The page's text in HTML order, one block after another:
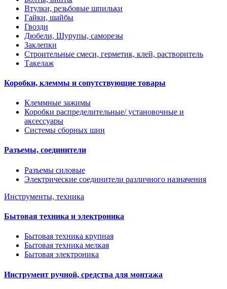
Втулки, резьбовые шпильки
Гайки, шайбы
Гвозди
Дюбели, Шурупы, саморезы
Заклепки
Строительные смеси, герметик, клей, растворитель
Такелаж
Коробки, клеммы и сопутствующие товары
Клеммные зажимы
Коробки распределительные/ установочные и
аксессуары
Системы сборных шин
Разъемы, соединители
Разъемы силовые
Электрические соединители различного назначения
Инструменты, техника
Бытовая техника и электроника
Бытовая техника крупная
Бытовая техника мелкая
Бытовая электроника
Инструмент ручной, средства для монтажа